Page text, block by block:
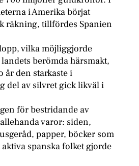
i Amerika börjat
räkning, tillfördes Spanien
vilka möjliggjorde
berömda härsmakt,
den starkaste i
del av silvret gick likväl i
för bestridande av
varor: siden,
papper, böcker som
spanska folket gjorde